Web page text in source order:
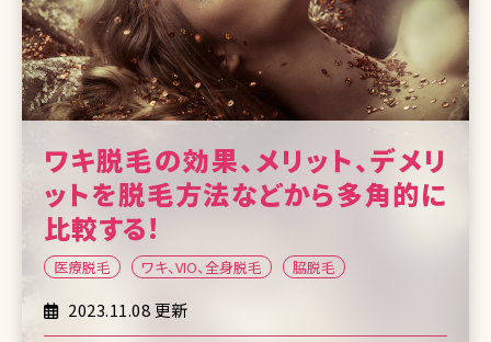
ワキ脱毛の効果、メリット、デメリ
ットを脱毛方法などから多角的に
比較する!
医療脱毛 ワキ、VIO、全身脱毛 脇脱毛
2023.11.08 更新